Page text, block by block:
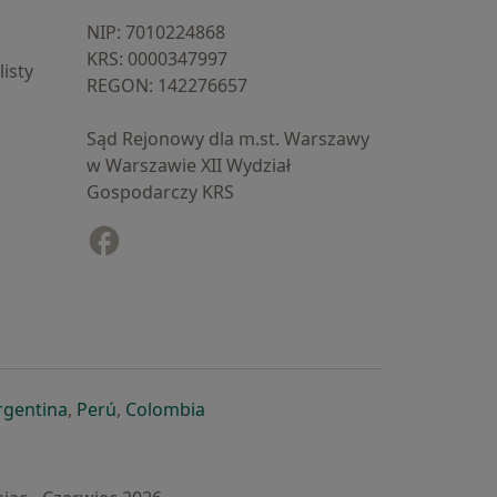
NIP: ⁠7010224868
KRS: ⁠0000347997
REGON: ⁠142276657
Sąd Rejonowy dla m.st. Warszawy
w Warszawie XII Wydział
Gospodarczy KRS
karcie
w nowej karcie
się w nowej karcie
otwiera się w nowej karcie
, Perúotwiera się w nowej karcie
, Colombiaotwiera się w nowej karcie